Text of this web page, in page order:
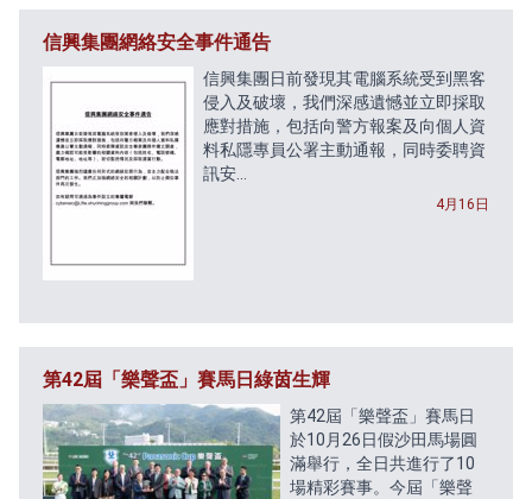
信興集團網絡安全事件通告
信興集團日前發現其電腦系統受到黑客
侵入及破壞，我們深感遺憾並立即採取
應對措施，包括向警方報案及向個人資
料私隱專員公署主動通報，同時委聘資
訊安...
4月16日
第42屆「樂聲盃」賽馬日綠茵生輝
第42屆「樂聲盃」賽馬日
於10月26日假沙田馬場圓
滿舉行，全日共進行了10
場精彩賽事。今屆「樂聲